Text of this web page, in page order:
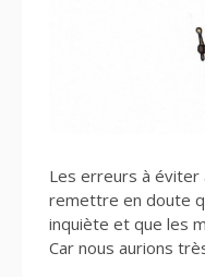
Les erreurs à éviter
remettre en doute
inquiète et que les
Car nous aurions